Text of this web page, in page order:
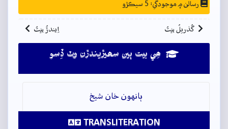
رسالن ۾ موجودگي: 5 سيڪڙو
گُذريلُ بيتُ اِيندڙُ بيتُ
ھِي بيت ٻين سھيڙيندڙن وٽ ڏِسو
ٻانهون خان شيخ
TRANSLITERATION